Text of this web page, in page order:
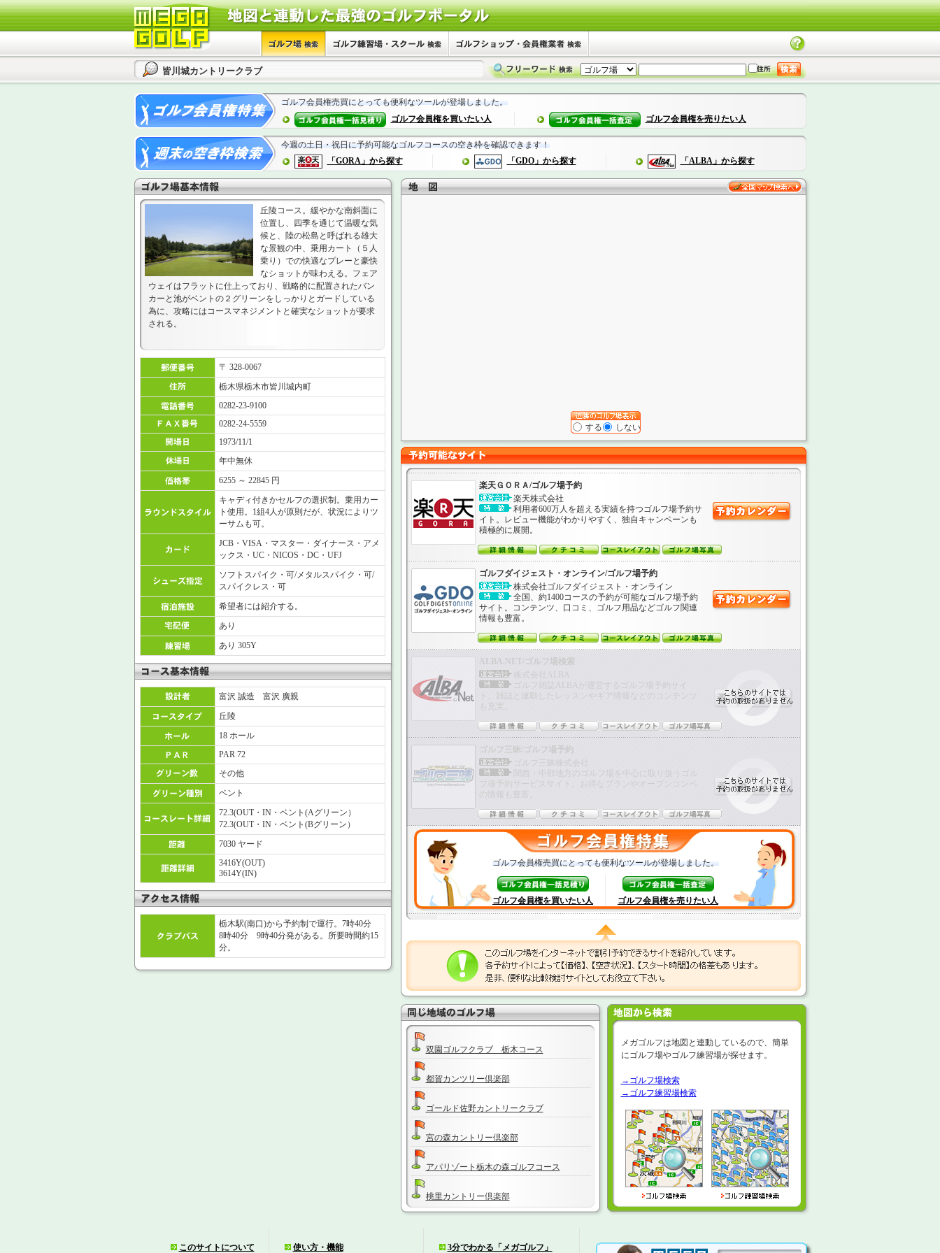
皆川城カントリークラブ
ゴルフ会員権売買にとっても便利なツールが登場しました。
ゴルフ会員権を買いたい人
ゴルフ会員権を売りたい人
今週の土日・祝日に予約可能なゴルフコースの空き枠を確認できます！
「GORA」から探す
「GDO」から探す 「ALBA」から探す
丘陵コース。緩やかな南斜面に
位置し、四季を通じて温暖な気
候と、陸の松島と呼ばれる雄大
な景観の中、乗用カート（５人
乗り）での快適なプレーと豪快
なショットが味わえる。フェア
ウェイはフラットに仕上っており、戦略的に配置されたバン
カーと池がベントの２グリーンをしっかりとガードしている
為に、攻略にはコースマネジメントと確実なショットが要求
される。
〒 328-0067
栃木県栃木市皆川城内町
0282-23-9100
0282-24-5559
1973/11/1
年中無休
6255 ～ 22845 円
キャディ付きかセルフの選択制。乗用カー
ト使用。1組4人が原則だが、状況によりツ
ーサムも可。
JCB・VISA・マスター・ダイナース・アメ
ックス・UC・NICOS・DC・UFJ
ソフトスパイク・可/メタルスパイク・可/
スパイクレス・可
希望者には紹介する。
あり
あり 305Y
富沢 誠造 富沢 廣親
丘陵
18 ホール
PAR 72
その他
ベント
72.3(OUT・IN・ベント(Aグリーン）
72.3(OUT・IN・ベント(Bグリーン）
7030 ヤード
3416Y(OUT)
3614Y(IN)
栃木駅(南口)から予約制で運行。7時40分
8時40分 9時40分発がある。所要時間約15
分。
する しない
楽天ＧＯＲＡ/ゴルフ場予約
楽天株式会社
利用者600万人を超える実績を持つゴルフ場予約サ
イト。レビュー機能がわかりやすく、独自キャンペーンも
積極的に展開。
ゴルフダイジェスト・オンライン/ゴルフ場予約
株式会社ゴルフダイジェスト・オンライン
全国、約1400コースの予約が可能なゴルフ場予約
サイト。コンテンツ、口コミ、ゴルフ用品などゴルフ関連
情報も豊富。
ALBA.NET/ゴルフ場検索
株式会社ALBA
ゴルフ雑誌ALBAが運営するゴルフ場予約サイ
ト。雑誌と連動したレッスンやギア情報などのコンテンツ
も充実。
ゴルフ三昧/ゴルフ場予約
ゴルフ三昧株式会社
関西・中部地方のゴルフ場を中心に取り扱うゴル
フ場予約サービスサイト。お得なプランやオープンコンペ
の情報も豊富。
ゴルフ会員権売買にとっても便利なツールが登場しました。
ゴルフ会員権を買いたい人 ゴルフ会員権を売りたい人
双園ゴルフクラブ 栃木コース
都賀カンツリー倶楽部
ゴールド佐野カントリークラブ
宮の森カントリー倶楽部
アパリゾート栃木の森ゴルフコース
桃里カントリー倶楽部
メガゴルフは地図と連動しているので、簡単
にゴルフ場やゴルフ練習場が探せます。
→ゴルフ場検索
→ ゴルフ練習場検索
このサイトについて 使い方・機能 3分でわかる「メガゴルフ」